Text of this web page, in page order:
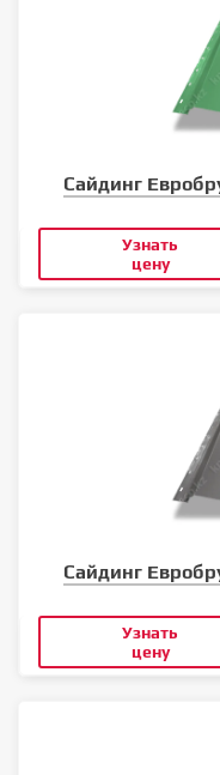
Сайдинг
Узнать
цену
Сайдинг
Узнать
цену